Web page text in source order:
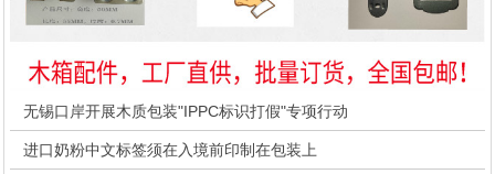
无锡口岸开展木质包装"IPPC标识打假"专项行动
进口奶粉中文标签须在入境前印制在包装上